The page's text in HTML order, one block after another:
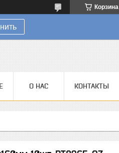
Корзина
О НАС КОНТАКТЫ